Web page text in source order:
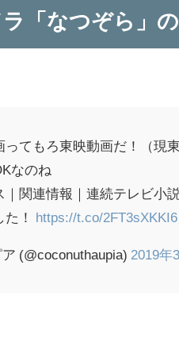
「なつぞら」
ってもろ東映動画だ！（現
なのね
｜関連情報｜連続テレビ小
た！ https://t.co/2FT3sXKKI6
(@coconuthaupia) 2019年